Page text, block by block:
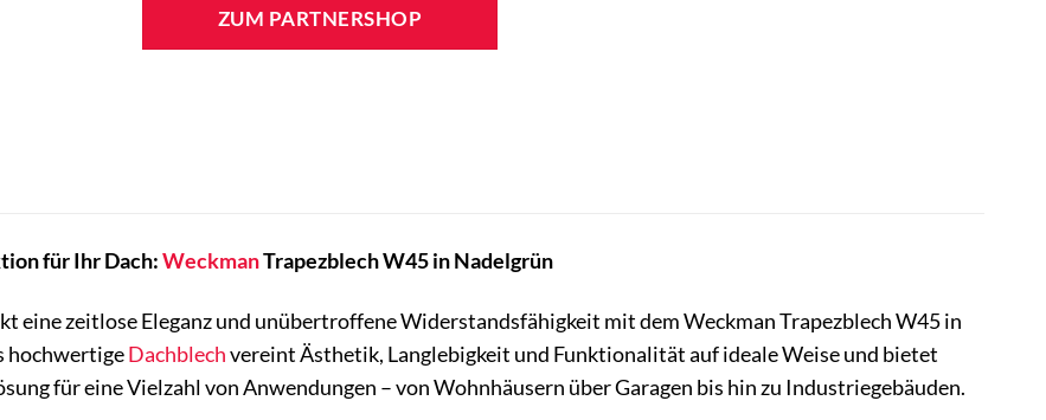
ZUM PARTNERSHOP
für Ihr Dach:WeckmanTrapezblech W45 in Nadelgrün
eine zeitlose Eleganz und unübertroffene Widerstandsfähigkeit mit dem Weckman Trapezblech W45 in
hochwertigeDachblechvereint Ästhetik, Langlebigkeit und Funktionalität auf ideale Weise und bietet
für eine Vielzahl von Anwendungen – von Wohnhäusern über Garagen bis hin zu Industriegebäuden.